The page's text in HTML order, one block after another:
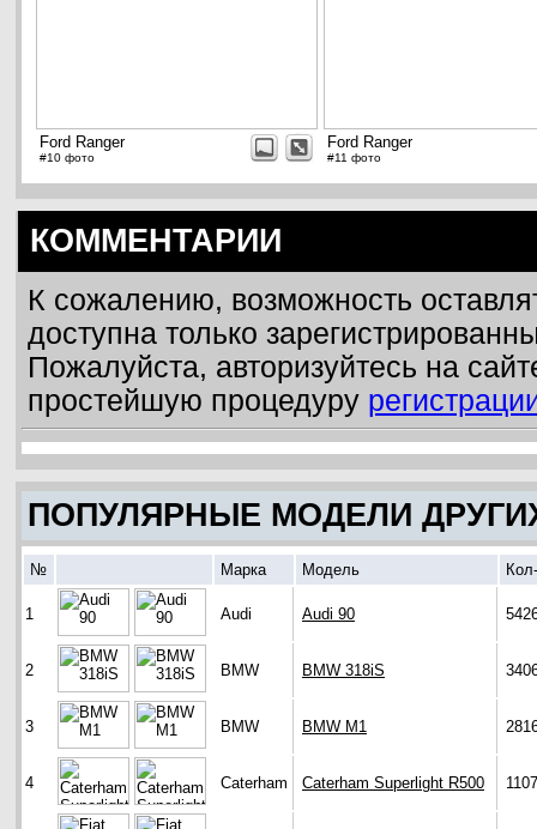
Ford Ranger
#10 фото
Ford Ranger
#11 фото
КОММЕНТАРИИ
К сожалению, возможность
доступна только
Пожалуйста, авторизуйтесь на
простейшую процедуру
ПОПУЛЯРНЫЕ МОДЕЛИ
№ Марка Модель
1 Audi Audi 90
2 BMW BMW 318iS
3 BMW BMW M1
4 Caterham Caterham Superlight R500